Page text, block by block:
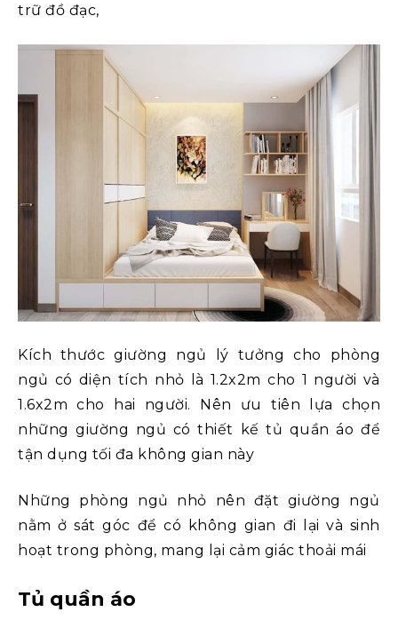
trữ đồ đạc,
Kích thước giường ngủ lý tưởng cho phòng
ngủ có diện tích nhỏ là 1.2x2m cho 1 người và
1.6x2m cho hai người. Nên ưu tiên lựa chọn
những giường ngủ có thiết kế tủ quần áo để
tận dụng tối đa không gian này
Những phòng ngủ nhỏ nên đặt giường ngủ
nằm ở sát góc để có không gian đi lại và sinh
hoạt trong phòng, mang lại cảm giác thoải mái
Tủ quần áo